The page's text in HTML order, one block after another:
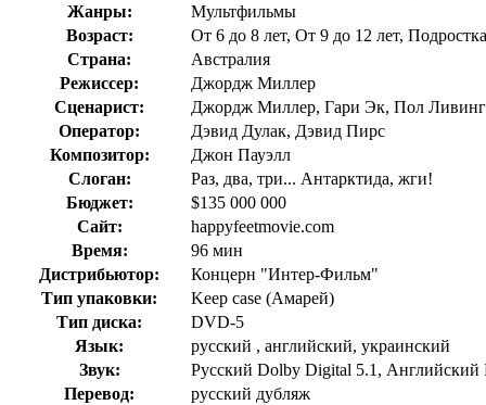
Жанры:
Мультфильмы
Возраст:
От 6 до 8 лет, От 9 до 12 лет,
Страна:
Австралия
Режиссер:
Джордж Миллер
Сценарист:
Джордж Миллер, Гари Эк, Пол
Оператор:
Дэвид Дулак, Дэвид Пирс
Композитор:
Джон Пауэлл
Слоган:
Раз, два, три... Антарктида, жги!
Бюджет:
$135 000 000
Сайт:
happyfeetmovie.com
Время:
96 мин
Дистрибьютор:
Концерн "Интер-Фильм"
Тип упаковки:
Keep case (Амарей)
Тип диска:
DVD-5
Язык:
русский , английский, украинский
Звук:
Русский Dolby Digital 5.1,
Перевод:
русский дубляж